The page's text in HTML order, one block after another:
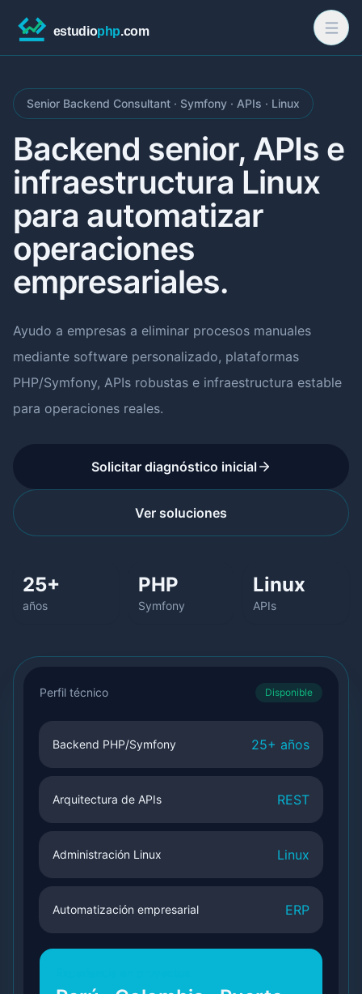
Senior Backend Consultant · Symfony · APIs · Linux
Backend senior, APIs e
infraestructura Linux
para automatizar
operaciones
empresariales.
Ayudo a empresas a eliminar procesos manuales
mediante software personalizado, plataformas
PHP/Symfony, APIs robustas e infraestructura estable
para operaciones reales.
Solicitar diagnóstico inicial
Ver soluciones
25+
años
PHP
Symfony
Linux
APIs
Perfil técnico Disponible
Backend PHP/Symfony 25+ años
Arquitectura de APIs REST
Administración Linux Linux
Automatización empresarial ERP